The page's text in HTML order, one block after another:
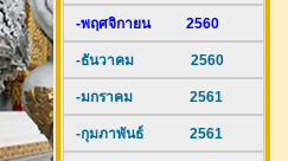
-พฤศจิกายน 2560
-ธันวาคม 2560
-มกราคม 2561
-กุมภาพันธ์ 2561